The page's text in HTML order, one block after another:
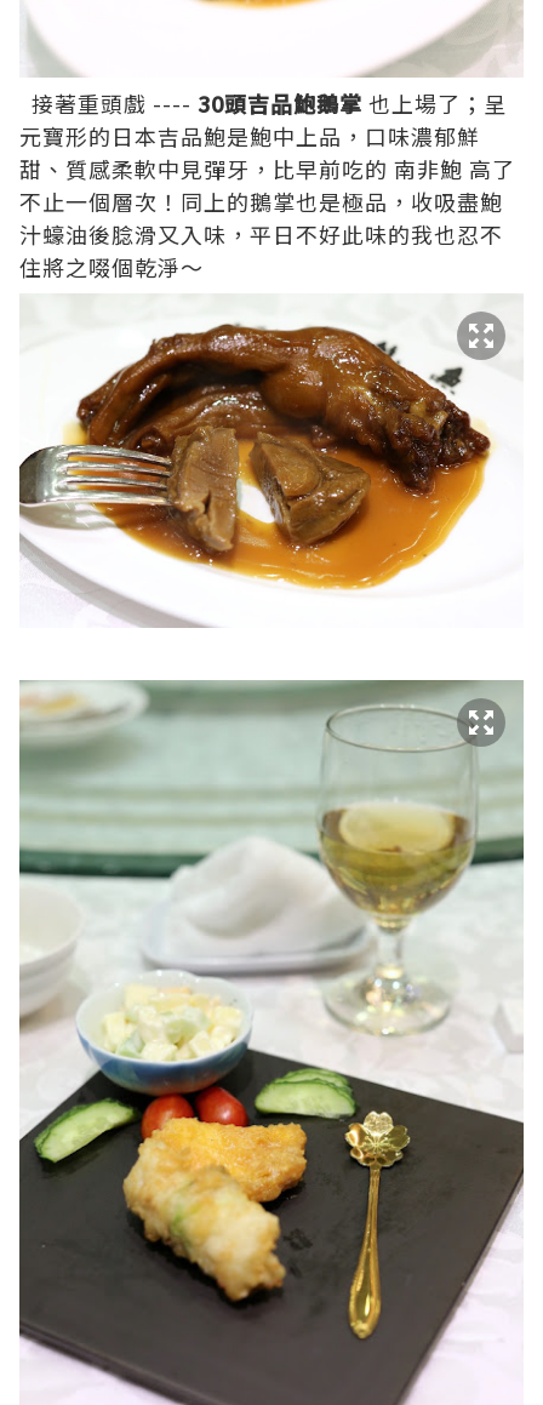
接著重頭戲 ---- 30頭吉品鮑鵝掌 也上場了；呈
元寶形的日本吉品鮑是鮑中上品，口味濃郁鮮
甜、質感柔軟中見彈牙，比早前吃的 南非鮑 高了
不止一個層次！同上的鵝掌也是極品，收吸盡鮑
汁蠔油後腍滑又入味，平日不好此味的我也忍不
住將之啜個乾淨～